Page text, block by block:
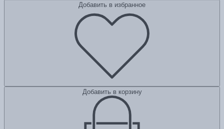
Добавить в избранное
Добавить в корзину